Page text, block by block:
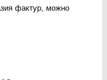
фактур, можно